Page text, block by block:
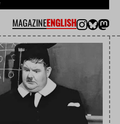
MAGAZINEENGLISH